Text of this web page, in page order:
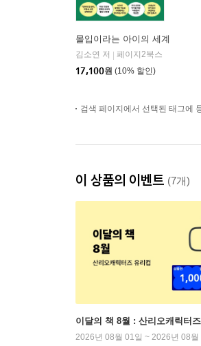
몰입이라는 아이의 세계
김소연 저
페이지2북스
17,100원 (10% 할인)
검색 페이지에서 선택된 태그에
이 상품의 이벤트 (7개)
이달의 책 8월 : 산리오캐릭터
2026년 08월 01일 ~ 2026년 08월